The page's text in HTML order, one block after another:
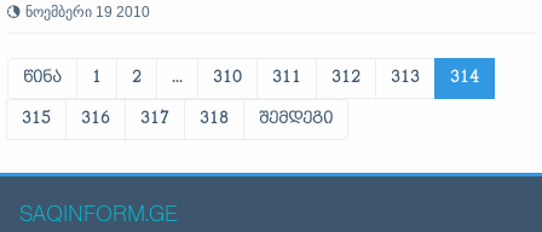
ნოემბერი 19 2010
წინა 1 2 ... 310 311 312 313 314
315 316 317 318 შემდეგი
SAQINFORM.GE